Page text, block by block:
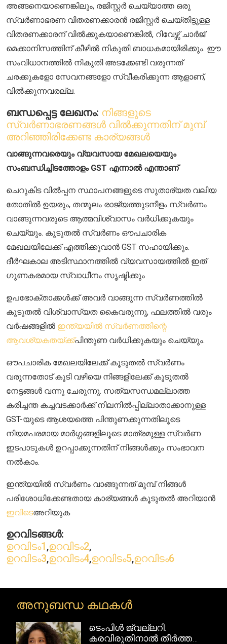
അങ്ങനെയാണെങ്കിലും, രജിസ്റ്റർ ചെയ്യാത്ത ഒരു
സ്വർണാഭരണ വിതരണക്കാരൻ രജിസ്റ്റർ ചെയ്തിട്ടുള്ള
വിതരണക്കാരന് വിൽക്കുകയാണെങ്കിൽ, റിവേഴ്സ് ചാർജ്
മെക്കാനിസത്തിന് കീഴിൽ നികുതി ബാധകമായിരിക്കും. ഈ
സംവിധാനത്തിൽ നികുതി അടക്കേണ്ടി വരുന്നത്
ചരക്കുകളോ സേവനങ്ങളോ സ്വീകരിക്കുന്ന ആളാണ്,
വിൽക്കുന്നവരല്ല.
ബന്ധപ്പെട്ട ലേഖനം: നിങ്ങളുടെ
സ്വർണാഭരണങ്ങൾ വിൽക്കുന്നതിന് മുമ്പ്
അറിഞ്ഞിരിക്കേണ്ട കാര്യങ്ങൾ
വാങ്ങുന്നവരെയും വ്യവസായ മേഖലയെയും
സംബന്ധിച്ചിടത്തോളം GST എന്നാൽ എന്താണ്
ചെറുകിട വിൽപ്പന സ്ഥാപനങ്ങളുടെ സുതാര്യത വലിയ
തോതിൽ ഉയരും, തന്മൂലം രാജ്യത്തുടനീളം സ്വർണം
വാങ്ങുന്നവരുടെ ആത്മവിശ്വാസം വർധിക്കുകയും
ചെയ്യും. കൂടുതൽ സ്വർണം ഔപചാരിക
മേഖലയിലേക്ക് എത്തിക്കുവാൻ GST സഹായിക്കും.
ദീർഘകാല അടിസ്ഥാനത്തിൽ വ്യവസായത്തിൽ ഇത്
ഗുണകരമായ സ്വാധീനം സൃഷ്ടിക്കും
ഉപഭോക്താക്കൾക്ക് അവർ വാങ്ങുന്ന സ്വർണത്തിൽ
കൂടുതൽ വിശ്വാസ്യത കൈവരുന്നു, ഫലത്തിൽ വരും
വർഷങ്ങളിൽ ഇന്ത്യയിൽ സ്വർണത്തിന്റെ
ആവശ്യകതയ്ക്ക്പിന്തുണ വർധിക്കുകയും ചെയ്യും.
ഔപചാരിക മേഖലയിലേക്ക് കൂടുതൽ സ്വർണം
വരുന്നതോട് കൂടി വഴിയെ നിങ്ങളിലേക്ക് കൂടുതൽ
നേട്ടങ്ങൾ വന്നു ചേരുന്നു. സത്യസന്ധമല്ലാത്ത
കരിച്ചന്ത കച്ചവടക്കാർക്ക് നിലനിൽപ്പില്ലാതാക്കാനുള്ള
GST-യുടെ ആശയത്തെ പിന്തുണക്കുന്നതിലൂടെ
നിയമപരമായ മാർഗ്ഗങ്ങളിലൂടെ മാത്രമുള്ള സ്വർണ
ഇടപാടുകൾ ഉറപ്പാക്കുന്നതിന് നിങ്ങൾക്കും സംഭാവന
നൽകാം.
ഇന്ത്യയിൽ സ്വർണം വാങ്ങുന്നത് മുമ്പ് നിങ്ങൾ
പരിശോധിക്കേണ്ടതായ കാര്യങ്ങൾ കൂടുതൽ അറിയാൻ
ഇവിടെഅറിയുക
ഉറവിടങ്ങൾ:
ഉറവിടം1,ഉറവിടം2,
ഉറവിടം3,ഉറവിടം4,ഉറവിടം5,ഉറവിടം6
അനുബന്ധ കഥകൾ
ടെംപിൾ ജ്വല്ലറി:
കരവിരുതിനാൽ തീർത്ത